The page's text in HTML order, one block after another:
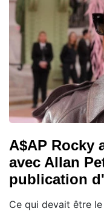
A$AP Rocky
avec Allan
publication
Ce qui devait être